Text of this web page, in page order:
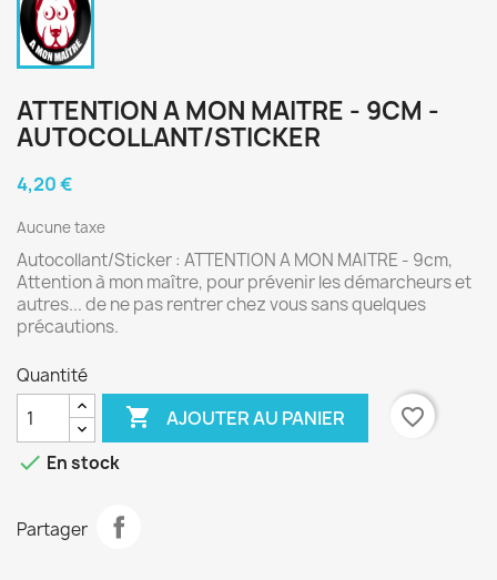
ATTENTION A MON MAITRE - 9CM -
AUTOCOLLANT/STICKER
4,20 €
Aucune taxe
Autocollant/Sticker : ATTENTION A MON MAITRE - 9cm,
Attention à mon maître, pour prévenir les démarcheurs et
autres... de ne pas rentrer chez vous sans quelques
précautions.
Quantité
 AJOUTER AU PANIER
favorite_border
 En stock
Partager